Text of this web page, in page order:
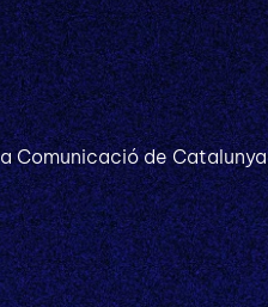
Comunicació de Catalunya